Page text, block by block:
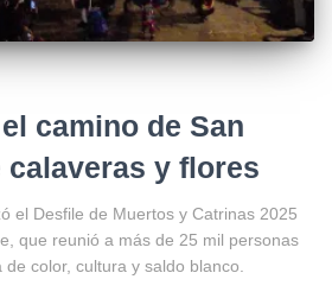
camino de San
calaveras y flores
el Desfile de Muertos y Catrinas 2025
que reunió a más de 25 mil personas
color, cultura y saldo blanco.